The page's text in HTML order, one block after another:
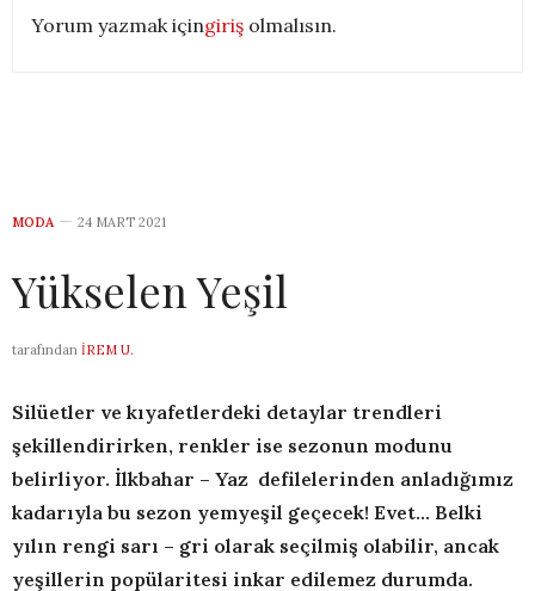
Yorum yazmak içingiriş olmalısın.
MODA 24 MART 2021
Yükselen Yeşil
tarafından İREM U.
Silüetler ve kıyafetlerdeki detaylar trendleri
şekillendirirken, renkler ise sezonun modunu
belirliyor. İlkbahar – Yaz defilelerinden anladığımız
kadarıyla bu sezon yemyeşil geçecek! Evet… Belki
yılın rengi sarı – gri olarak seçilmiş olabilir, ancak
yeşillerin popülaritesi inkar edilemez durumda.